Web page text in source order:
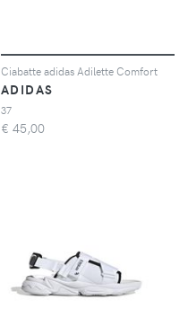
Ciabatte adidas Adilette Comfort
ADIDAS
37
€ 45,00